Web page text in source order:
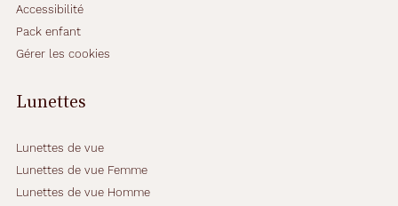
Accessibilité
Pack enfant
Gérer les cookies
Lunettes
Lunettes de vue
Lunettes de vue Femme
Lunettes de vue Homme